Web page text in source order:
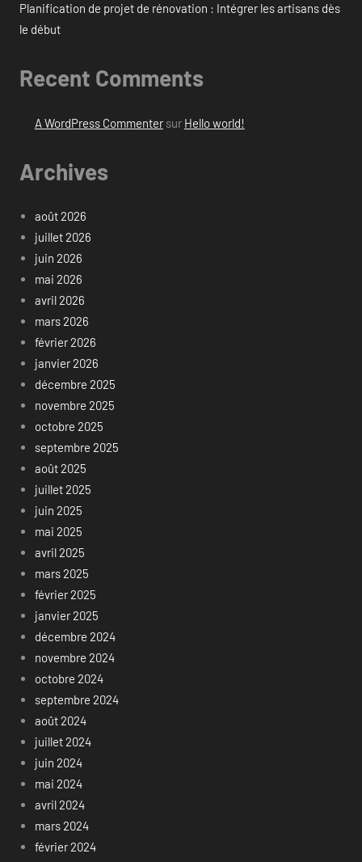
Planification de projet de rénovation : Intégrer les artisans dès
le début
Recent Comments
A WordPress Commentersur Hello world!
Archives
août 2026
juillet 2026
juin 2026
mai 2026
avril 2026
mars 2026
février 2026
janvier 2026
décembre 2025
novembre 2025
octobre 2025
septembre 2025
août 2025
juillet 2025
juin 2025
mai 2025
avril 2025
mars 2025
février 2025
janvier 2025
décembre 2024
novembre 2024
octobre 2024
septembre 2024
août 2024
juillet 2024
juin 2024
mai 2024
avril 2024
mars 2024
février 2024